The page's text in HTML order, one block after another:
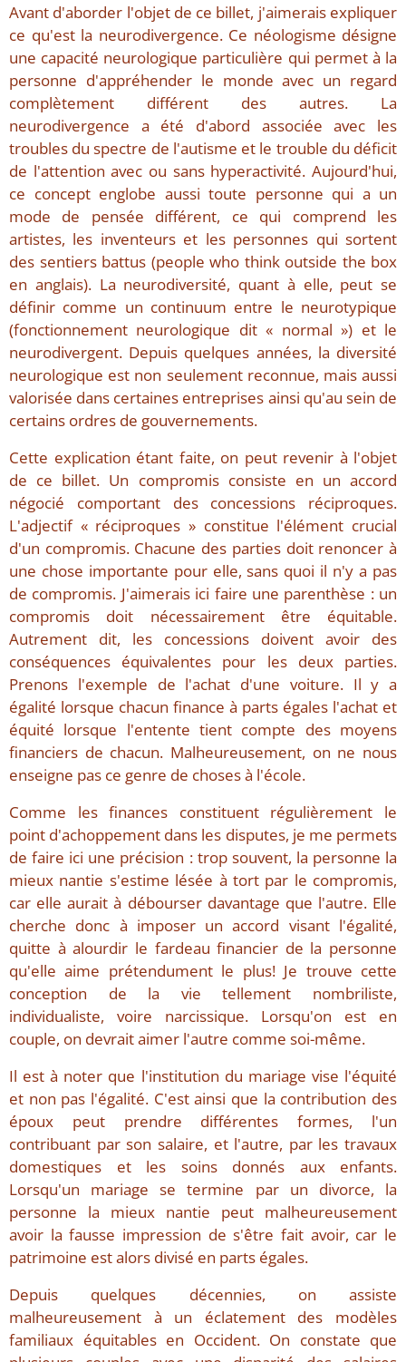
Avant d'aborder l'objet de ce billet, j'aimerais expliquer
ce qu'est la neurodivergence. Ce néologisme désigne
une capacité neurologique particulière qui permet à la
personne d'appréhender le monde avec un regard
complètement différent des autres. La
neurodivergence a été d'abord associée avec les
troubles du spectre de l'autisme et le trouble du déficit
de l'attention avec ou sans hyperactivité. Aujourd'hui,
ce concept englobe aussi toute personne qui a un
mode de pensée différent, ce qui comprend les
artistes, les inventeurs et les personnes qui sortent
des sentiers battus (people who think outside the box
en anglais). La neurodiversité, quant à elle, peut se
définir comme un continuum entre le neurotypique
(fonctionnement neurologique dit « normal ») et le
neurodivergent. Depuis quelques années, la diversité
neurologique est non seulement reconnue, mais aussi
valorisée dans certaines entreprises ainsi qu'au sein de
certains ordres de gouvernements.
Cette explication étant faite, on peut revenir à l'objet
de ce billet. Un compromis consiste en un accord
négocié comportant des concessions réciproques.
L'adjectif « réciproques » constitue l'élément crucial
d'un compromis. Chacune des parties doit renoncer à
une chose importante pour elle, sans quoi il n'y a pas
de compromis. J'aimerais ici faire une parenthèse : un
compromis doit nécessairement être équitable.
Autrement dit, les concessions doivent avoir des
conséquences équivalentes pour les deux parties.
Prenons l'exemple de l'achat d'une voiture. Il y a
égalité lorsque chacun finance à parts égales l'achat et
équité lorsque l'entente tient compte des moyens
financiers de chacun. Malheureusement, on ne nous
enseigne pas ce genre de choses à l'école.
Comme les finances constituent régulièrement le
point d'achoppement dans les disputes, je me permets
de faire ici une précision : trop souvent, la personne la
mieux nantie s'estime lésée à tort par le compromis,
car elle aurait à débourser davantage que l'autre. Elle
cherche donc à imposer un accord visant l'égalité,
quitte à alourdir le fardeau financier de la personne
qu'elle aime prétendument le plus! Je trouve cette
conception de la vie tellement nombriliste,
individualiste, voire narcissique. Lorsqu'on est en
couple, on devrait aimer l'autre comme soi-même.
Il est à noter que l'institution du mariage vise l'équité
et non pas l'égalité. C'est ainsi que la contribution des
époux peut prendre différentes formes, l'un
contribuant par son salaire, et l'autre, par les travaux
domestiques et les soins donnés aux enfants.
Lorsqu'un mariage se termine par un divorce, la
personne la mieux nantie peut malheureusement
avoir la fausse impression de s'être fait avoir, car le
patrimoine est alors divisé en parts égales.
Depuis quelques décennies, on assiste
malheureusement à un éclatement des modèles
familiaux équitables en Occident. On constate que